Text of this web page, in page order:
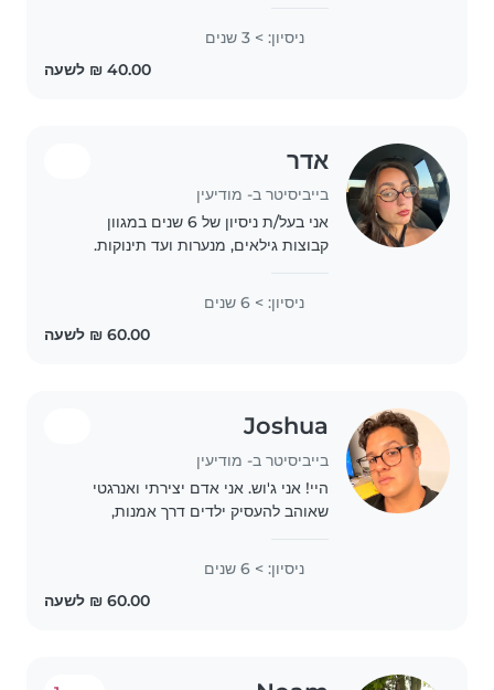
ילדים ובנוסף יש לי גם אח קטן ככה שיש
ניסיון: > 3 שנים
אדר
בייביסיטר ב- מודיעין
אני בעל/ת ניסיון של 6 שנים במגוון
קבוצות גילאים, מנערות ועד תינוקות.
פעילויות יצירתיות שימנעו משעמם.
ניסיון: > 6 שנים
Joshua
בייביסיטר ב- מודיעין
היי! אני ג'וש. אני אדם יצירתי ואנרגטי
שאוהב להעסיק ילדים דרך אמנות,
ומהנה לילדים שלכם. אשמח לעמוד
ניסיון: > 6 שנים